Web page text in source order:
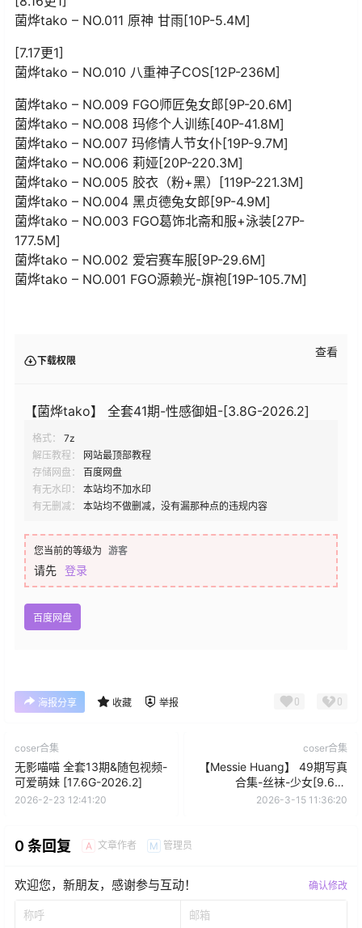
菌烨tako – NO.011 原神 甘雨[10P-5.4M]
[7.17更1]
菌烨tako – NO.010 八重神子COS[12P-236M]
菌烨tako – NO.009 FGO师匠兔女郎[9P-20.6M]
菌烨tako – NO.008 玛修个人训练[40P-41.8M]
菌烨tako – NO.007 玛修情人节女仆[19P-9.7M]
菌烨tako – NO.006 莉娅[20P-220.3M]
菌烨tako – NO.005 胶衣（粉+黑）[119P-221.3M]
菌烨tako – NO.004 黑贞德兔女郎[9P-4.9M]
菌烨tako – NO.003 FGO葛饰北斋和服+泳装[27P-
177.5M]
菌烨tako – NO.002 爱宕赛车服[9P-29.6M]
菌烨tako – NO.001 FGO源赖光-旗袍[19P-105.7M]
下载权限
查看
【菌烨tako】 全套41期-性感御姐-[3.8G-2026.2]
格式：
7z
解压教程：
网站最顶部教程
存储网盘：
百度网盘
有无水印：
本站均不加水印
有无删减：
本站均不做删减，没有漏那种点的违规内容
您当前的等级为 游客
请先 登录
百度网盘
海报分享 收藏 举报 0 0
coser合集
无影喵喵 全套13期&随包视频-
可爱萌妹 [17.6G-2026.2]
2026-2-23 12:41:20
coser合集
【Messie Huang】 49期写真
合集-丝袜-少女[9.6G-
2026.3]
2026-3-15 11:36:20
0 条回复 A 文章作者 M 管理员
欢迎您，新朋友，感谢参与互动！ 确认修改